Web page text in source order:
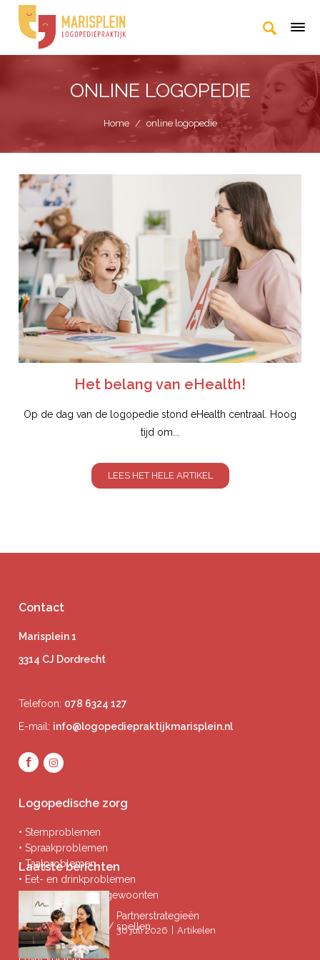
ONLINE LOGOPEDIE
Home / online logopedie
Het belang van eHealth!
Op de dag van de logopedie stond eHealth centraal. Hoog
tijd om...
LEES HET HELE ARTIKEL
Contact
Marisplein 1
3314 CJ Dordrecht
Telefoon: 078 6324 127
E-mail: info@logopediepraktijkmarisplein.nl
Logopedische zorg
• Stemproblemen
• Spraakproblemen
• Taalproblemen
• Eet- en drinkproblemen
• Afwijkende mondgewoonten
• Ademproblemen
• Problemen lezen / spellen
Laatste berichten
Partnerstrategieën
30 juli 2026 Artikelen